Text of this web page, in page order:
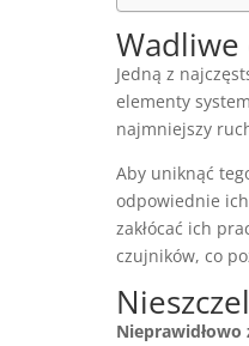
Jedną z
elementy
najmniejszy
Aby uniknąć
odpowiednie
zakłócać ich
czujników, co